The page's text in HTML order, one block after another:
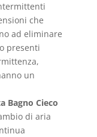
che
ad eliminare
presenti
un
Bagno Cieco
di aria